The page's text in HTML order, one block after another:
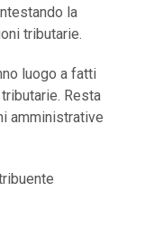
la
tributarie.
luogo a fatti
Resta
amministrative